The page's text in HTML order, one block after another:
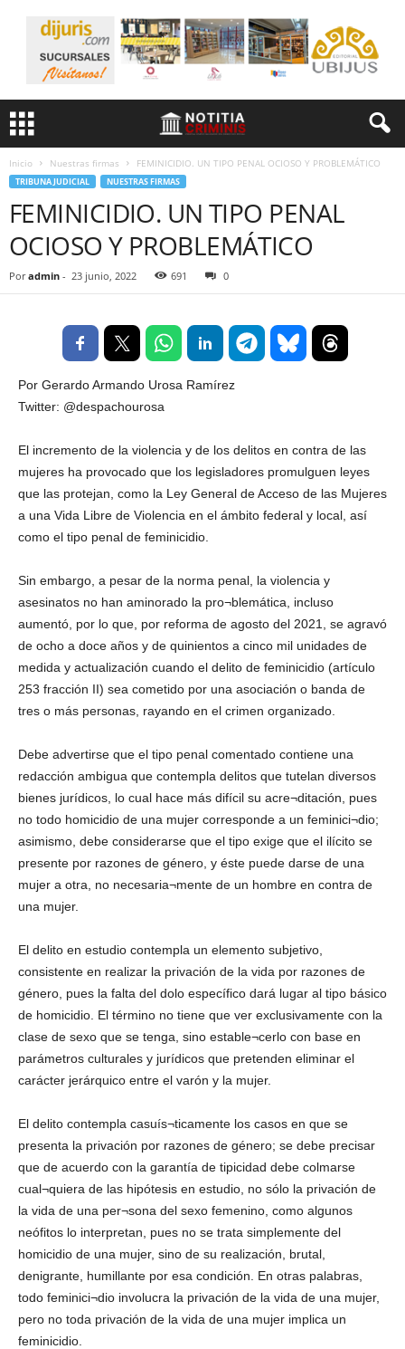
Inicio Nuestras firmas FEMINICIDIO. UN TIPO PENAL OCIOSO Y PROBLEMÁTICO
TRIBUNA JUDICIAL NUESTRAS FIRMAS
FEMINICIDIO. UN TIPO PENAL
OCIOSO Y PROBLEMÁTICO
Por admin - 23 junio, 2022 691 0
Por Gerardo Armando Urosa Ramírez
Twitter: @despachourosa
El incremento de la violencia y de los delitos en contra de las
mujeres ha provocado que los legisladores promulguen leyes
que las protejan, como la Ley General de Acceso de las Mujeres
a una Vida Libre de Violencia en el ámbito federal y local, así
como el tipo penal de feminicidio.
Sin embargo, a pesar de la norma penal, la violencia y
asesinatos no han aminorado la pro¬blemática, incluso
aumentó, por lo que, por reforma de agosto del 2021, se agravó
de ocho a doce años y de quinientos a cinco mil unidades de
medida y actualización cuando el delito de feminicidio (artículo
253 fracción II) sea cometido por una asociación o banda de
tres o más personas, rayando en el crimen organizado.
Debe advertirse que el tipo penal comentado contiene una
redacción ambigua que contempla delitos que tutelan diversos
bienes jurídicos, lo cual hace más difícil su acre¬ditación, pues
no todo homicidio de una mujer corresponde a un feminici¬dio;
asimismo, debe considerarse que el tipo exige que el ilícito se
presente por razones de género, y éste puede darse de una
mujer a otra, no necesaria¬mente de un hombre en contra de
una mujer.
El delito en estudio contempla un elemento subjetivo,
consistente en realizar la privación de la vida por razones de
género, pues la falta del dolo específico dará lugar al tipo básico
de homicidio. El término no tiene que ver exclusivamente con la
clase de sexo que se tenga, sino estable¬cerlo con base en
parámetros culturales y jurídicos que pretenden eliminar el
carácter jerárquico entre el varón y la mujer.
El delito contempla casuís¬ticamente los casos en que se
presenta la privación por razones de género; se debe precisar
que de acuerdo con la garantía de tipicidad debe colmarse
cual¬quiera de las hipótesis en estudio, no sólo la privación de
la vida de una per¬sona del sexo femenino, como algunos
neófitos lo interpretan, pues no se trata simplemente del
homicidio de una mujer, sino de su realización, brutal,
denigrante, humillante por esa condición. En otras palabras,
todo feminici¬dio involucra la privación de la vida de una mujer,
pero no toda privación de la vida de una mujer implica un
feminicidio.